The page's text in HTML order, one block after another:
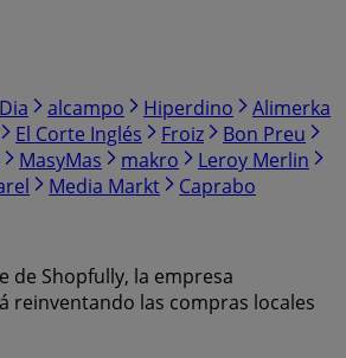
Dia alcampo Hiperdino
Alimerka
El Corte Inglés Froiz
Bon Preu
MasyMas makro
Leroy Merlin
Media Markt Caprabo
de Shopfully, la empresa
reinventando las compras locales